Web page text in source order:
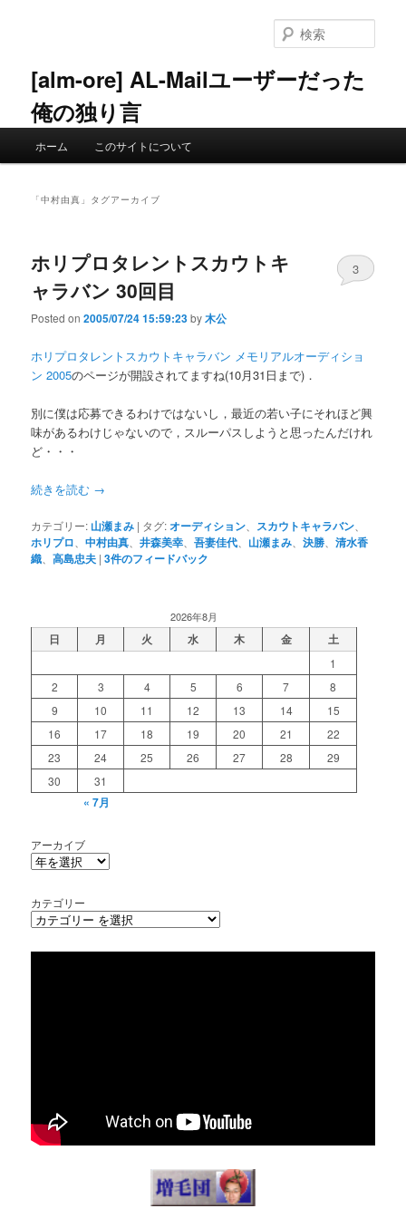
ン
へ
ツ
移
[alm-ore] AL-Mailユーザーだった
俺の独り言
索
ホーム このサイトについて
「中村由真 」タグアーカイブ
ホリプロタレントスカウトキ
ャラバン 30回目
Posted on2005/07/24 15:59:23by木公
3
ホリプロタレントスカウトキャラバン メモリアルオーディショ
ン 2005のページが開設されてますね(10月31日まで)．
別に僕は応募できるわけではないし，最近の若い子にそれほど興
味があるわけじゃないので，スルーパスしようと思ったんだけれ
ど・・・
続きを読む →
カテゴリー: 山瀬まみ | タグ:オーディション スカウトキャラバン
ホリプロ 、中村由真 、井森美幸 、吾妻佳代 山瀬まみ 、決勝 、清水香
織 、高島忠夫 |3件のフィードバック
2026年8月
日 月 火 水 木 金 土
1
2
3 4 5 6 7
8
9
10 11 12 13 14
15
16
17 18 19 20 21
22
23
24 25 26 27 28
29
30
31
« 7月
アーカイブ
カテゴリー